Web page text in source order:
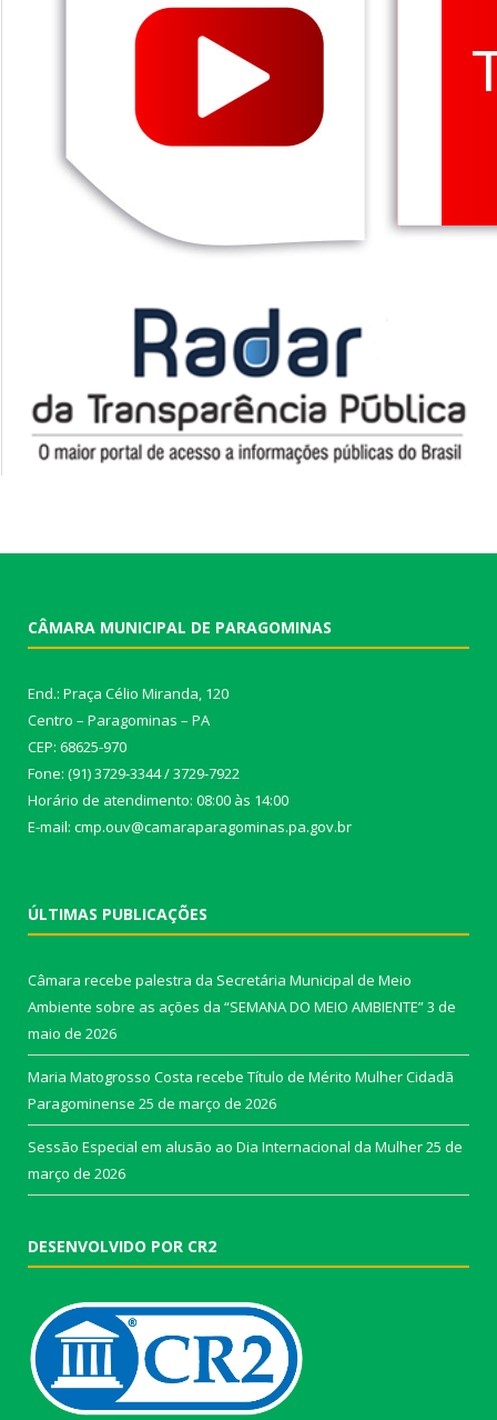
CÂMARA MUNICIPAL DE PARAGOMINAS
End.: Praça Célio Miranda, 120
Centro – Paragominas – PA
CEP: 68625-970
Fone: (91) 3729-3344 / 3729-7922
Horário de atendimento: 08:00 às 14:00
E-mail: cmp.ouv@camaraparagominas.pa.gov.br
ÚLTIMAS PUBLICAÇÕES
Câmara recebe palestra da Secretária Municipal de Meio
Ambiente sobre as ações da “SEMANA DO MEIO AMBIENTE”3 de
maio de 2026
Maria Matogrosso Costa recebe Título de Mérito Mulher Cidadã
Paragominense 25 de março de 2026
Sessão Especial em alusão ao Dia Internacional da Mulher25 de
março de 2026
DESENVOLVIDO POR CR2